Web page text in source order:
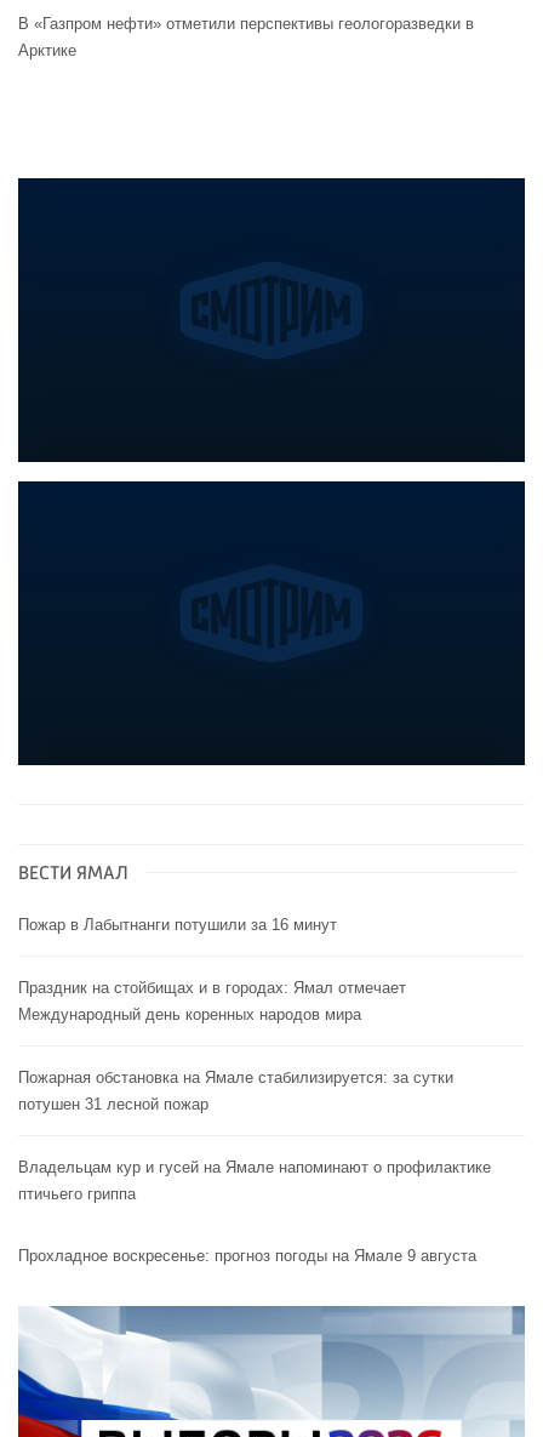
В «Газпром нефти» отметили перспективы геологоразведки в
Арктике
ВЕСТИ ЯМАЛ
Пожар в Лабытнанги потушили за 16 минут
Праздник на стойбищах и в городах: Ямал отмечает
Международный день коренных народов мира
Пожарная обстановка на Ямале стабилизируется: за сутки
потушен 31 лесной пожар
Владельцам кур и гусей на Ямале напоминают o профилактике
птичьего гриппа
Прохладное воскресенье: прогноз погоды на Ямале 9 августа